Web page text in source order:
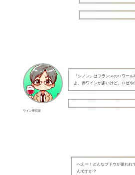
ワイン研究家
『シノン』はフランスのロワー
よ。赤ワインが多いけど、ロゼや
へえー！どんなブドウが使われ
んですか？